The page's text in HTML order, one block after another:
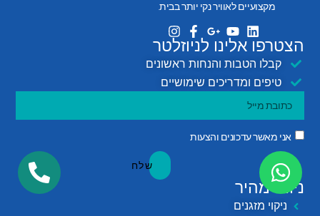
מקצועיים לאוויר נקי יותר בבית.
ניווט מהיר
ניקוי מזגנים
הצטרפו אלינו לניוזלטר
קבלו הטבות והנחות ראשונים
טיפים ומדריכים שימושיים
אני מאשר עדכונים והצעות
שלח